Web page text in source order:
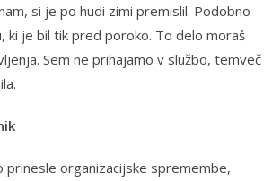
si je po hudi zimi premislil. Podobno
ki je bil tik pred poroko. To delo moraš
Sem ne prihajamo v službo, temveč
prinesle organizacijske spremembe,